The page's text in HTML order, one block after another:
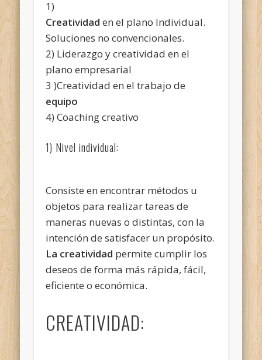
1)
Creatividad en el plano Individual.
Soluciones no convencionales.
2) Liderazgo y creatividad en el
plano empresarial
3 )Creatividad en el trabajo de
equipo
4) Coaching creativo
1) Nivel individual:
Consiste en encontrar métodos u
objetos para realizar tareas de
maneras nuevas o distintas, con la
intención de satisfacer un propósito.
La creatividad permite cumplir los
deseos de forma más rápida, fácil,
eficiente o económica.
CREATIVIDAD: